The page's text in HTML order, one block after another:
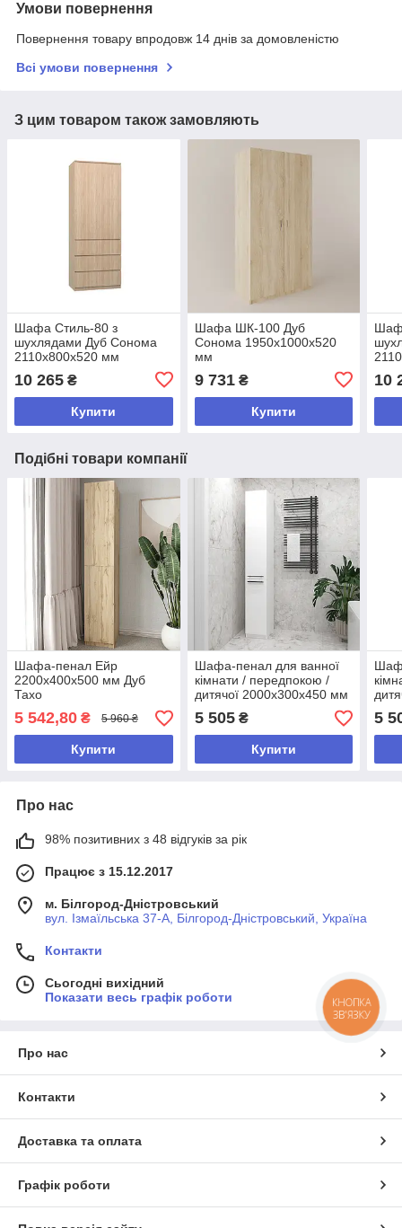
Умови повернення
Повернення товару впродовж 14 днів за домовленістю
Всі умови повернення
З цим товаром також замовляють
Шафа Стиль-80 з
шухлядами Дуб Сонома
2110х800х520 мм
10 265 ₴
Купити
Шафа ШК-100 Дуб
Сонома 1950х1000х520
мм
9 731₴
Купити
10
Подібні товари компанії
Шафа-пенал Ейр
2200х400х500 мм Дуб
Тахо
5 542,80 ₴ 5 960 ₴
Купити
Шафа-пенал для ванної
кімнати / передпокою /
дитячої 2000х300х450 мм
Білий
5 505₴
Купити
5
Про нас
98% позитивних з 48 відгуків за рік
Працює з 15.12.2017
м. Білгород-Дністровський
вул. Ізмаїльська 37-А, Білгород-Дністровський, Україна
Контакти
Сьогодні вихідний
Показати весь графік роботи
Про нас
Контакти
Доставка та оплата
Графік роботи
КНОПКА
ЗВ'ЯЗКУ